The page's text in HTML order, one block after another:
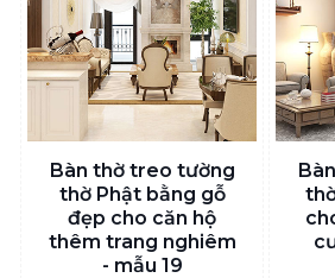
Bàn thờ treo tường
thờ Phật bằng gỗ
đẹp cho căn hộ
thêm trang nghiêm
- mẫu 19